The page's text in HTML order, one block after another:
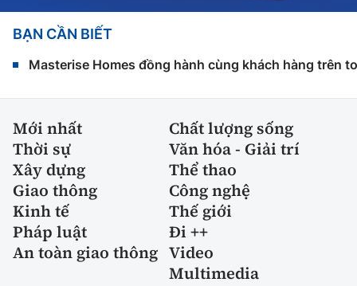
BẠN CẦN BIẾT
Masterise Homes đồng hành cùng khách hàng trên
Mới nhất
Chất lượng sống
Thời sự
Văn hóa - Giải trí
Xây dựng
Thể thao
Giao thông
Công nghệ
Kinh tế
Thế giới
Pháp luật
Đi ++
An toàn giao thông Video
Multimedia